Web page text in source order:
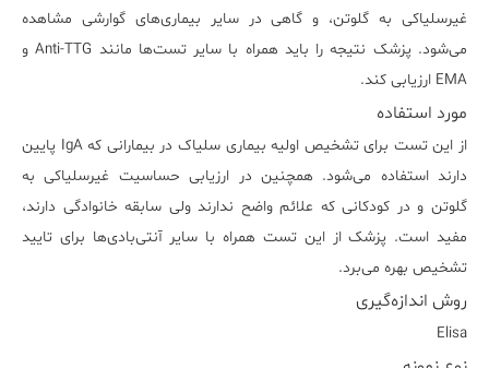
غیرسلیاکی به گلوتن، و گاهی در سایر بیماری‌های گوارشی مشاهده
می‌شود. پزشک نتیجه را باید همراه با سایر تست‌ها مانند Anti-TTG و
EMA ارزیابی کند.
مورد استفاده
از این تست برای تشخیص اولیه بیماری سلیاک در بیمارانی که IgA پایین
دارند استفاده می‌شود. همچنین در ارزیابی حساسیت غیرسلیاکی به
گلوتن و در کودکانی که علائم واضح ندارند ولی سابقه خانوادگی دارند،
مفید است. پزشک از این تست همراه با سایر آنتی‌بادی‌ها برای تایید
تشخیص بهره می‌برد.
روش اندازه‌گیری
Elisa